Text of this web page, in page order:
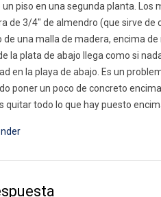
un piso en una segunda planta. Los
de 3/4″ de almendro (que sirve de
de una malla de madera, encima
la plata de abajo llega como si
en la playa de abajo. Es un
poner un poco de concreto
quitar todo lo que hay puesto